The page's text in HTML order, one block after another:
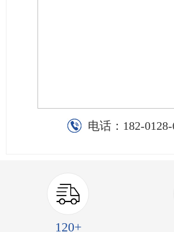
电话： 182-
120+